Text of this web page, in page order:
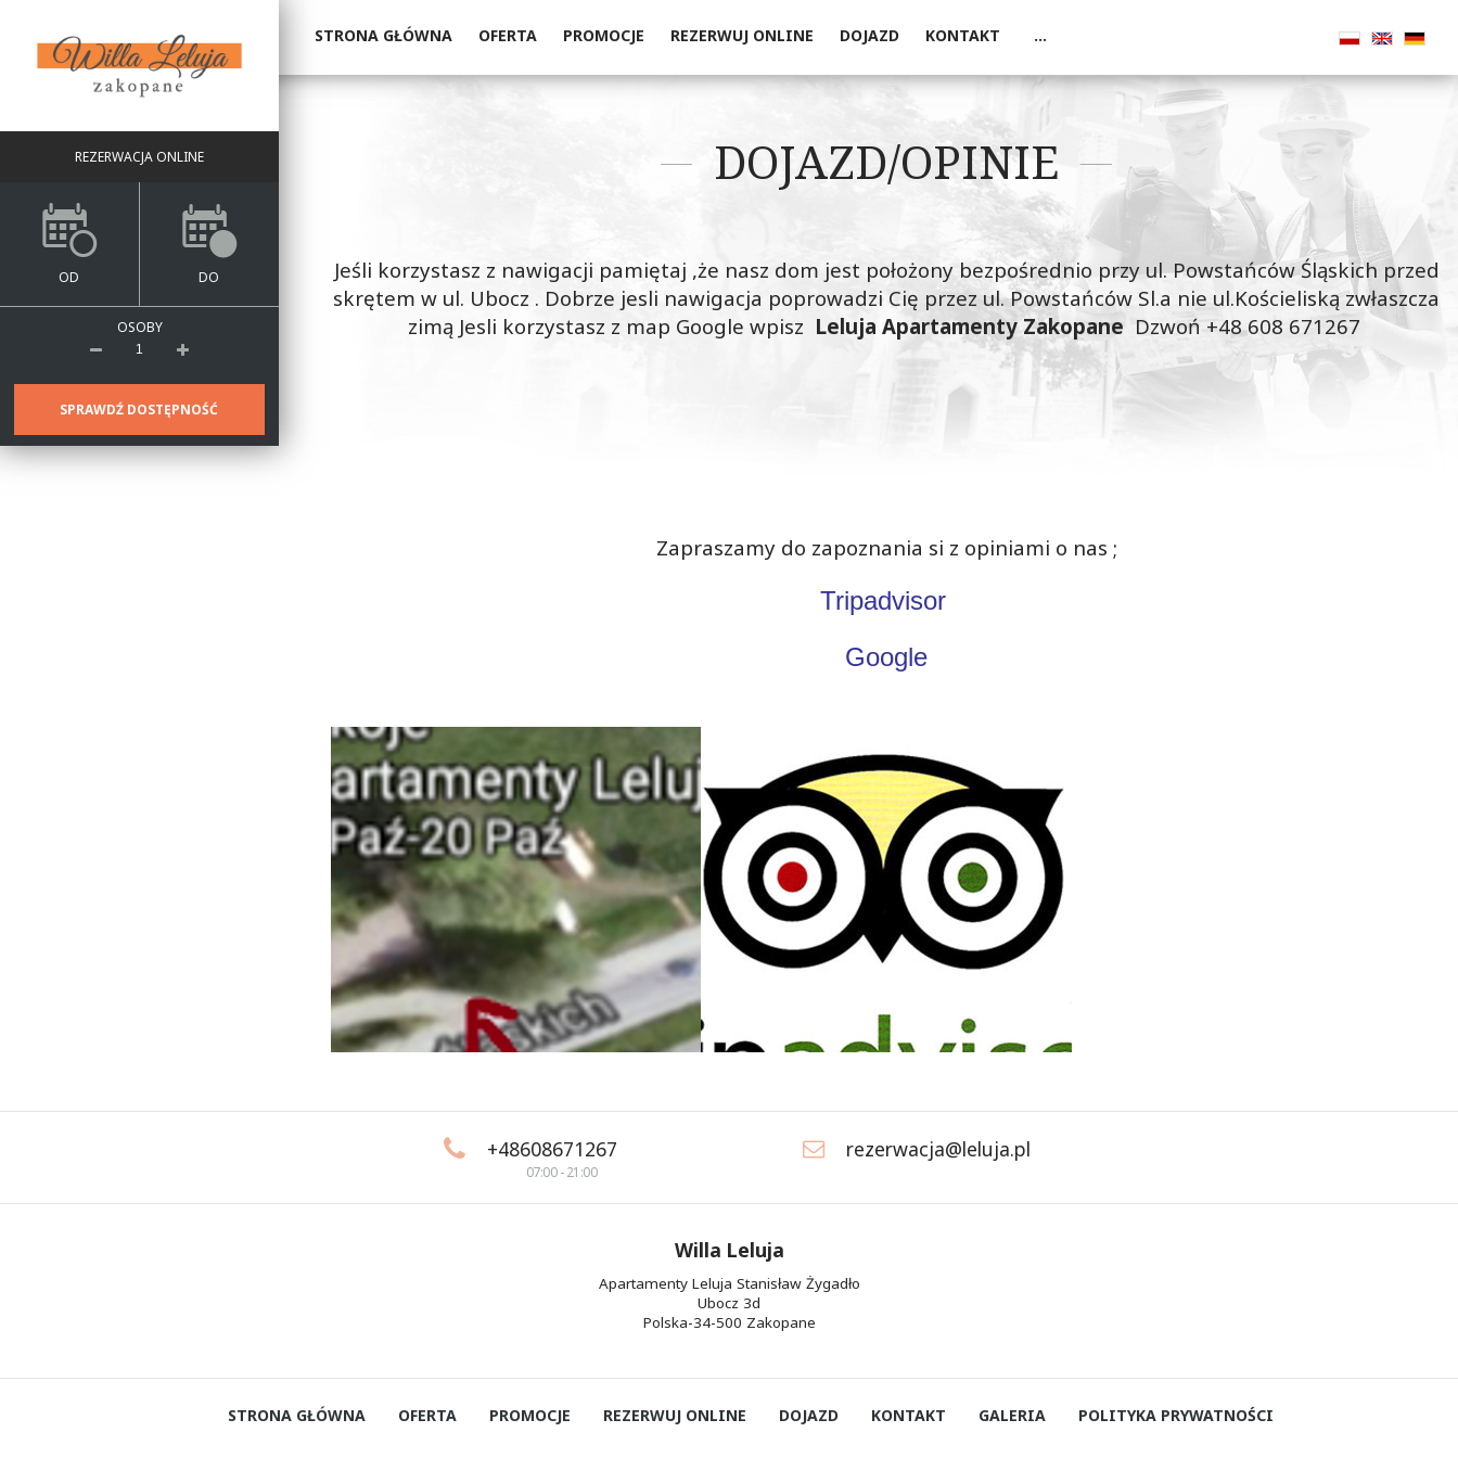
REZERWACJA ONLINE
OD DO
OSOBY
SPRAWDŹ DOSTĘPNOŚĆ
STRONA GŁÓWNA OFERTA PROMOCJE REZERWUJ ONLINE DOJAZD KONTAKT ...
DOJAZD/OPINIE
Jeśli korzystasz z nawigacji pamiętaj ,że nasz dom jest położony bezpośrednio przy ul. Powstańców Śląskich przed
skrętem w ul. Ubocz . Dobrze jesli nawigacja poprowadzi Cię przez ul. Powstańców Sl.a nie ul.Kościeliską zwłaszcza
zimą Jesli korzystasz z map Google wpisz Leluja Apartamenty Zakopane Dzwoń +48 608 671267
Zapraszamy do zapoznania si z opiniami o nas ;
Tripadvisor
Google
+48608671267
07:00 - 21:00
rezerwacja@leluja.pl
Willa Leluja
Apartamenty Leluja Stanisław Żygadło
Ubocz 3d
Polska-34-500 Zakopane
STRONA GŁÓWNA OFERTA PROMOCJE REZERWUJ ONLINE DOJAZD KONTAKT GALERIA POLITYKA PRYWATNOŚCI